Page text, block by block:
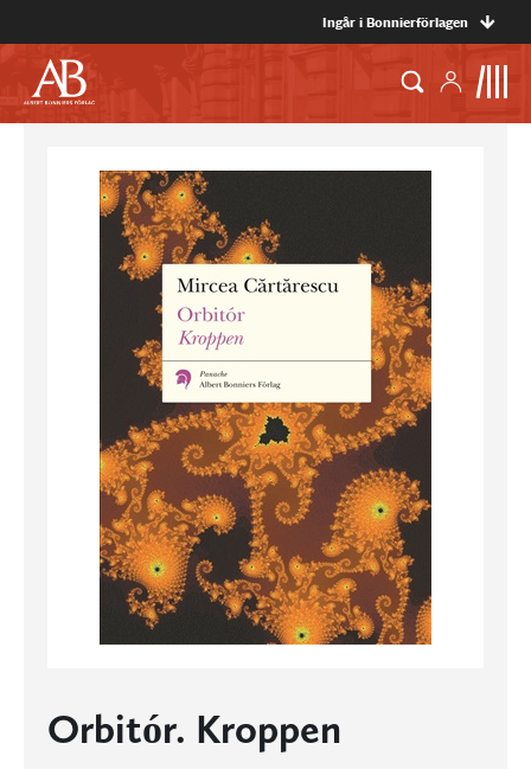
Ingår i Bonnierförlagen
Orbitór. Kroppen